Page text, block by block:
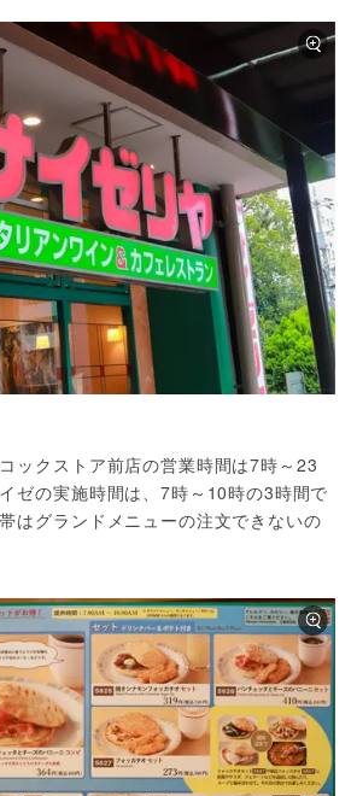
ックストア前店の営業時間は7時～23
ゼの実施時間は、7時～10時の3時間で
はグランドメニューの注文できないの